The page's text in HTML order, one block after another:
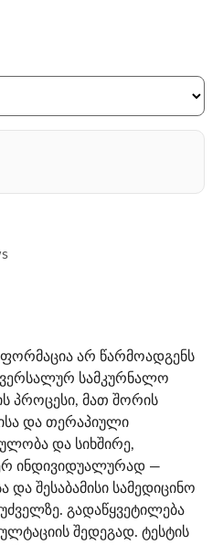
არ წარმოადგენს
სამკურნალო
პროცესი, მათ შორის
და თერაპიული
და სიხშირე,
ინდივიდუალურად —
და შესაბამისი სამედიცინო
გადაწყვეტილება
შედეგად. ტესტის